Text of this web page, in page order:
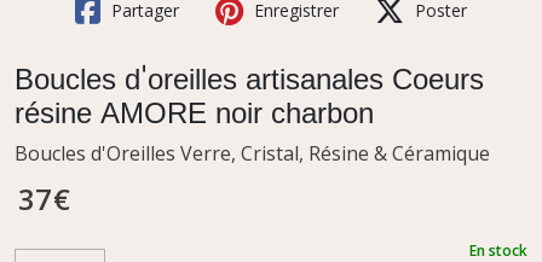
Partager Enregistrer Poster
Boucles d'oreilles artisanales Coeurs
résine AMORE noir charbon
Boucles d'Oreilles Verre, Cristal, Résine & Céramique
37€
En stock